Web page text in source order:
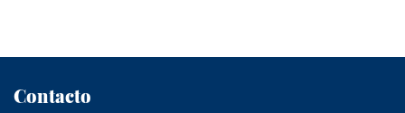
Contacto